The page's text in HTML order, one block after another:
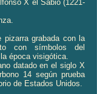
X el Sabio (1221-
grabada con la
con símbolos del
época visigótica.
datado en el siglo X
14 según prueba
de Estados Unidos.